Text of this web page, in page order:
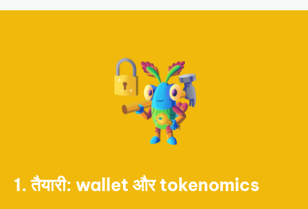
1. तैयारी: wallet और tokenomics